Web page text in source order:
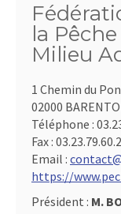
la
Milieu
1 Chemin du
02000
Téléphone :
Fax :
Email :
https://
Président : M.